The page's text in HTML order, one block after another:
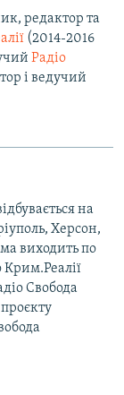
редактор та
(2014-2016
Радіо
і ведучий
на
Херсон,
виходить по
Крим.Реалії
Свобода